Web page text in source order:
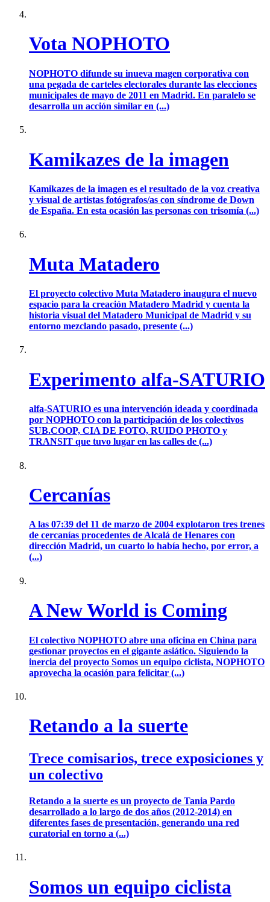
Vota NOPHOTO
NOPHOTO difunde su inueva magen corporativa con
una pegada de carteles electorales durante las elecciones
municipales de mayo de 2011 en Madrid. En paralelo se
desarrolla un acción similar en (...)
Kamikazes de la imagen
Kamikazes de la imagen es el resultado de la voz creativa
y visual de artistas fotógrafos/as con síndrome de Down
de España. En esta ocasión las personas con trisomía (...)
Muta Matadero
El proyecto colectivo Muta Matadero inaugura el nuevo
espacio para la creación Matadero Madrid y cuenta la
historia visual del Matadero Municipal de Madrid y su
entorno mezclando pasado, presente (...)
Experimento alfa-SATURIO
alfa-SATURIO es una intervención ideada y coordinada
por NOPHOTO con la participación de los colectivos
SUB.COOP, CIA DE FOTO, RUIDO PHOTO y
TRANSIT que tuvo lugar en las calles de (...)
Cercanías
A las 07:39 del 11 de marzo de 2004 explotaron tres trenes
de cercanías procedentes de Alcalá de Henares con
dirección Madrid, un cuarto lo había hecho, por error, a
(...)
A New World is Coming
El colectivo NOPHOTO abre una oficina en China para
gestionar proyectos en el gigante asiático. Siguiendo la
inercia del proyecto Somos un equipo ciclista, NOPHOTO
aprovecha la ocasión para felicitar (...)
Retando a la suerte
Trece comisarios, trece exposiciones y
un colectivo
Retando a la suerte es un proyecto de Tania Pardo
desarrollado a lo largo de dos años (2012-2014) en
diferentes fases de presentación, generando una red
curatorial en torno a (...)
Somos un equipo ciclista